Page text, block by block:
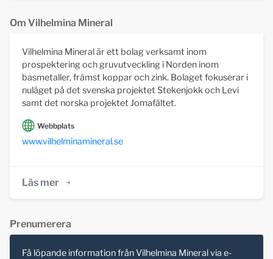
Om Vilhelmina Mineral
Vilhelmina Mineral är ett bolag verksamt inom
prospektering och gruvutveckling i Norden inom
basmetaller, främst koppar och zink. Bolaget fokuserar i
nuläget på det svenska projektet Stekenjokk och Levi
samt det norska projektet Jomafältet.
Webbplats
www.vilhelminamineral.se
Läs mer
Prenumerera
Få löpande information från Vilhelmina Mineral via e-